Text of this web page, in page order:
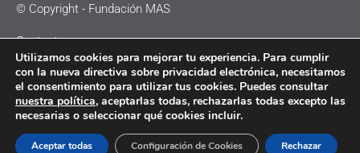
© Copyright - Fundación MAS
Contacto
Política de Cookies
Política de Privacidad
Aviso Legal
Utilizamos cookies para mejorar tu experiencia. Para cumplir
con la nueva directiva sobre privacidad electrónica, necesitamos
el consentimiento para utilizar tus cookies. Puedes consultar
nuestra política, aceptarlas todas, rechazarlas todas excepto las
necesarias o seleccionar qué cookies incluir.
Aceptar todas Rechazar
Configuración de Cookies